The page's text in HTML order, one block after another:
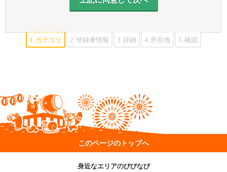
1. カテゴリ 2. 登録者情報 3. 詳細 4. 所在地 5. 確認
このページのトップへ
身近なエリアのびびなび